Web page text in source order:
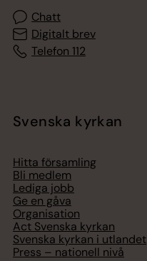
Chatt
Digitalt brev
Telefon 112
Svenska kyrkan
Hitta församling
Bli medlem
Lediga jobb
Ge en gåva
Organisation
Act Svenska kyrkan
Svenska kyrkan i utlandet
Press – nationell nivå